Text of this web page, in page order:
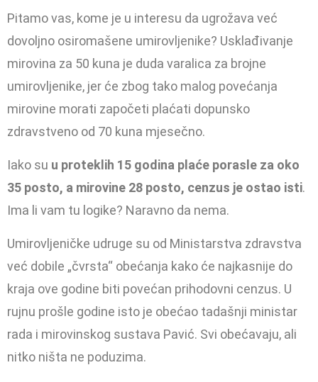
Pitamo vas, kome je u interesu da ugrožava već
dovoljno osiromašene umirovljenike? Usklađivanje
mirovina za 50 kuna je duda varalica za brojne
umirovljenike, jer će zbog tako malog povećanja
mirovine morati započeti plaćati dopunsko
zdravstveno od 70 kuna mjesečno.
Iako su u proteklih 15 godina plaće porasle za oko
35 posto, a mirovine 28 posto, cenzus je ostao isti.
Ima li vam tu logike? Naravno da nema.
Umirovljeničke udruge su od Ministarstva zdravstva
već dobile „čvrsta“ obećanja kako će najkasnije do
kraja ove godine biti povećan prihodovni cenzus. U
rujnu prošle godine isto je obećao tadašnji ministar
rada i mirovinskog sustava Pavić. Svi obećavaju, ali
nitko ništa ne poduzima.